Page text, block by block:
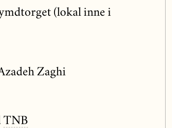
(lokal inne i
Zaghi
TNB